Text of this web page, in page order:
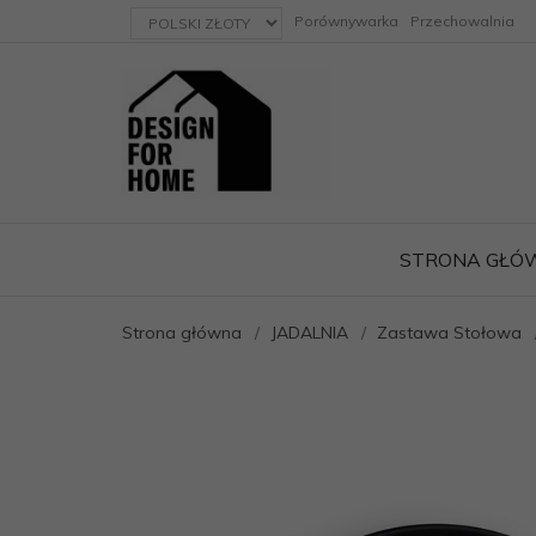
currency_h Porównywarka Przechowalnia
STRONA
Strona główna JADALNIA Zastawa Stołowa